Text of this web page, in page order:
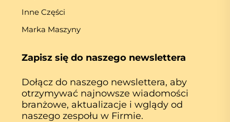
Inne Części
Marka Maszyny
Zapisz się do naszego newslettera
Dołącz do naszego newslettera, aby
otrzymywać najnowsze wiadomości
branżowe, aktualizacje i wglądy od
naszego zespołu w Firmie.